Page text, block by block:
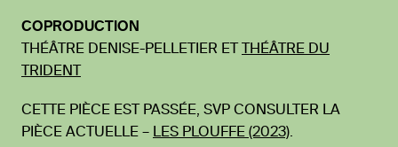
COPRODUCTION
THÉÂTRE DENISE-PELLETIER ETTHÉÂTRE DU
TRIDENT
CETTE PIÈCE EST PASSÉE, SVP CONSULTER LA
PIÈCE ACTUELLE – LES PLOUFFE (2023).